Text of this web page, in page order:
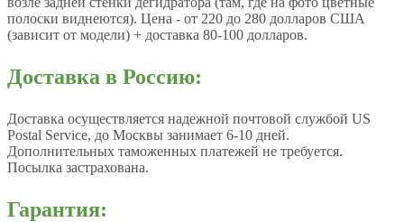
полоски виднеются). Цена - от 220 до 280 долларов США
(зависит от модели) + доставка 80-100 долларов.
Доставка в Россию:
Доставка осуществляется надежной почтовой службой US
Postal Service, до Москвы занимает 6-10 дней.
Дополнительных таможенных платежей не требуется.
Посылка застрахована.
Гарантия: